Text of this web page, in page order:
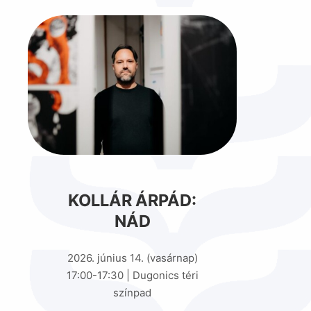
KOLLÁR ÁRPÁD:
NÁD
2026. június 14. (vasárnap)
17:00-17:30 | Dugonics téri
színpad